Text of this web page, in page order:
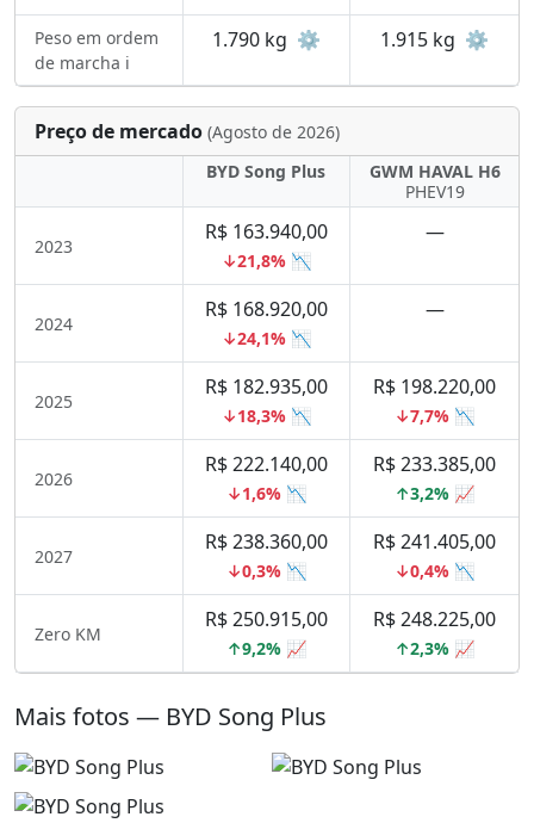
Peso em ordem
de marcha ℹ️
1.790 kg ⚙️ 1.915 kg ⚙️
Preço de mercado (Agosto de 2026)
BYD Song Plus
GWM HAVAL H6
PHEV19
2023
R$ 163.940,00
↓21,8% 📉
—
2024
R$ 168.920,00
↓24,1% 📉
—
2025
R$ 182.935,00
↓18,3% 📉
R$ 198.220,00
↓7,7% 📉
2026
R$ 222.140,00
↓1,6% 📉
R$ 233.385,00
↑3,2% 📈
2027
R$ 238.360,00
↓0,3% 📉
R$ 241.405,00
↓0,4% 📉
Zero KM
R$ 250.915,00
↑9,2% 📈
R$ 248.225,00
↑2,3% 📈
Mais fotos — BYD Song Plus